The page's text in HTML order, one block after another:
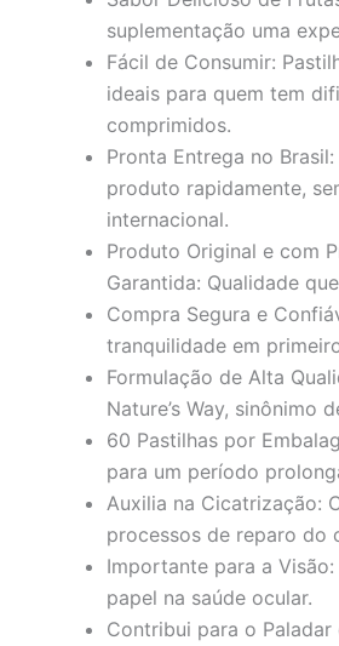
suplementação uma
Fácil de Consumir:
ideais para quem tem
comprimidos.
Pronta Entrega no Brasil:
produto rapidamente,
internacional.
Produto Original e com
Garantida: Qualidade
Compra Segura e
tranquilidade em
Formulação de Alta
Nature’s Way, sinônimo
60 Pastilhas por
para um período
Auxilia na Cicatrização:
processos de reparo do
Importante para a Visão:
papel na saúde ocular.
Contribui para o Paladar